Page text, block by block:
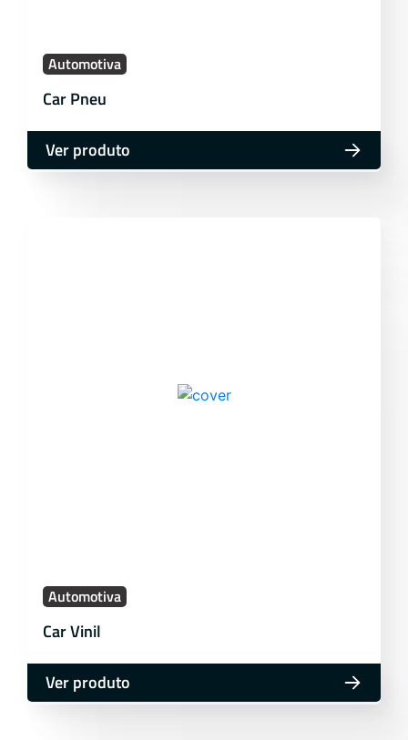
Automotiva
Car Pneu
Ver produto
Automotiva
Car Vinil
Ver produto